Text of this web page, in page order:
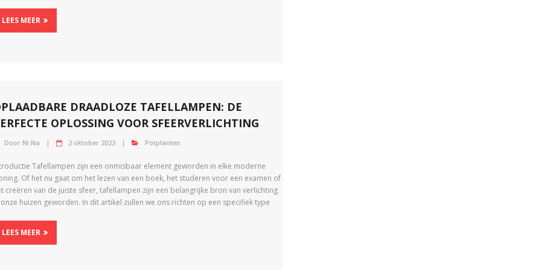
LEES MEER
DRAADLOZE TAFELLAMPEN: DE
OPLOSSING VOOR SFEERVERLICHTING
Door Ni Na 2 oktober 2023 Potplanten
Tafellampen zijn een onmisbaar element geworden in elke moderne
Of het nu gaat om het lezen van een boek, het studeren voor een examen of
creëren van de juiste sfeer, tafellampen zijn een belangrijke bron van verlichting
huizen geworden. In dit artikel zullen we ons richten op een specifiek type
LEES MEER